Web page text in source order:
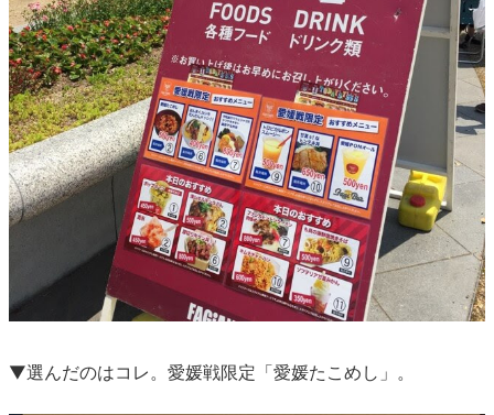
▼選んだのはコレ。愛媛戦限定「愛媛たこめし」。